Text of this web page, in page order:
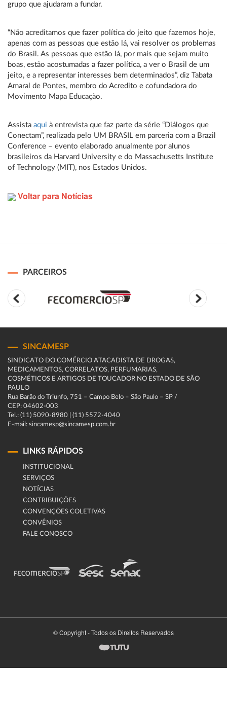
grupo que ajudaram a fundar.
“Não acreditamos que fazer política do jeito que fazemos hoje,
apenas com as pessoas que estão lá, vai resolver os problemas
do Brasil. As pessoas que estão lá, por mais que sejam muito
boas, estão acostumadas a fazer política, a ver o Brasil de um
jeito, e a representar interesses bem determinados”, diz Tabata
Amaral de Pontes, membro do Acredito e cofundadora do
Movimento Mapa Educação.
Assista aqui à entrevista que faz parte da série “Diálogos que
Conectam”, realizada pelo UM BRASIL em parceria com a Brazil
Conference – evento elaborado anualmente por alunos
brasileiros da Harvard University e do Massachusetts Institute
of Technology (MIT), nos Estados Unidos.
Voltar para Notícias
PARCEIROS
SINCAMESP
SINDICATO DO COMÉRCIO ATACADISTA DE DROGAS,
MEDICAMENTOS, CORRELATOS, PERFUMARIAS,
COSMÉTICOS E ARTIGOS DE TOUCADOR NO ESTADO DE SÃO
PAULO
Rua Barão do Triunfo, 751 – Campo Belo – São Paulo – SP /
CEP: 04602-003
Tel.: (11) 5090-8980 | (11) 5572-4040
E-mail: sincamesp@sincamesp.com.br
LINKS RÁPIDOS
INSTITUCIONAL
SERVIÇOS
NOTÍCIAS
CONTRIBUIÇÕES
CONVENÇÕES COLETIVAS
CONVÊNIOS
FALE CONOSCO
© Copyright - Todos os Direitos Reservados